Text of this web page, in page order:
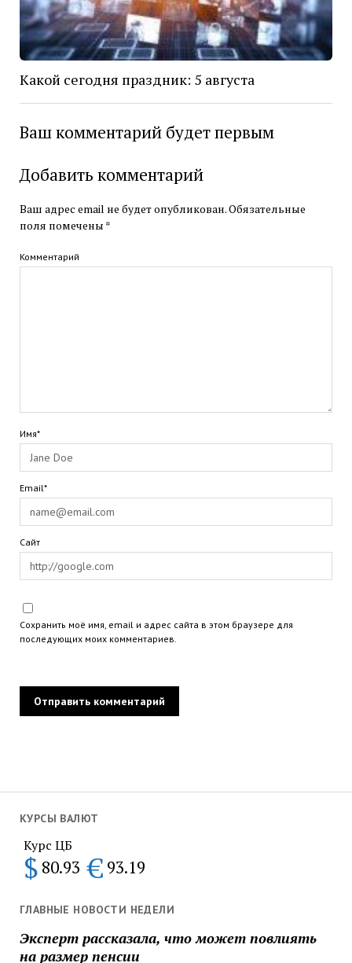
КУРСЫ ВАЛЮТ
Курс ЦБ
$ 80.93 € 93.19
ГЛАВНЫЕ НОВОСТИ НЕДЕЛИ
Эксперт рассказала, что может повлиять
на размер пенсии
Какой сегодня праздник: 5 августа
Ваш комментарий будет первым
Добавить комментарий
Ваш адрес email не будет опубликован.Обязательные
поля помечены *
Комментарий
Имя*
Email*
Сайт
Сохранить моё имя, email и адрес сайта в этом браузере для
последующих моих комментариев.